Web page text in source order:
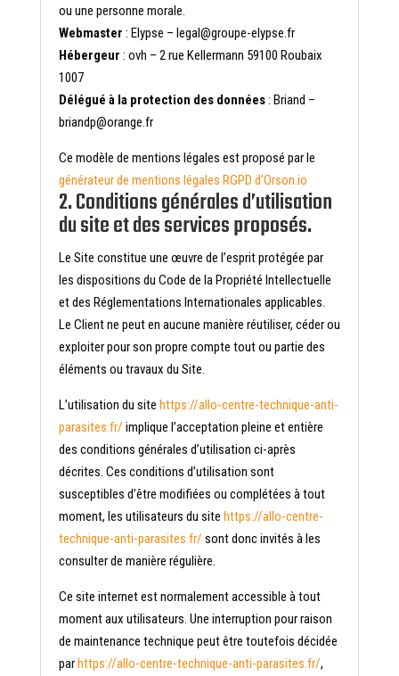
ou une personne morale.
Webmaster : Elypse – legal@groupe-elypse.fr
Hébergeur : ovh – 2 rue Kellermann 59100 Roubaix
1007
Délégué à la protection des données: Briand –
briandp@orange.fr
Ce modèle de mentions légales est proposé par le
générateur de mentions légales RGPD d’Orson.io
2. Conditions générales d’utilisation
du site et des services proposés.
Le Site constitue une œuvre de l’esprit protégée par
les dispositions du Code de la Propriété Intellectuelle
et des Réglementations Internationales applicables.
Le Client ne peut en aucune manière réutiliser, céder ou
exploiter pour son propre compte tout ou partie des
éléments ou travaux du Site.
L’utilisation du site https://allo-centre-technique-anti-
parasites.fr/ implique l’acceptation pleine et entière
des conditions générales d’utilisation ci-après
décrites. Ces conditions d’utilisation sont
susceptibles d’être modifiées ou complétées à tout
moment, les utilisateurs du site https://allo-centre-
technique-anti-parasites.fr/ sont donc invités à les
consulter de manière régulière.
Ce site internet est normalement accessible à tout
moment aux utilisateurs. Une interruption pour raison
de maintenance technique peut être toutefois décidée
parhttps://allo-centre-technique-anti-parasites.fr/,